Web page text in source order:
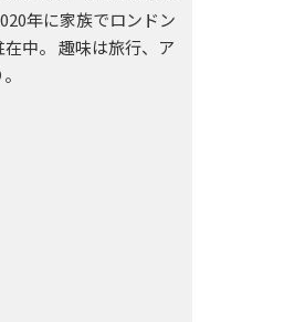
年に家族でロンドン
中。 趣味は旅行、ア